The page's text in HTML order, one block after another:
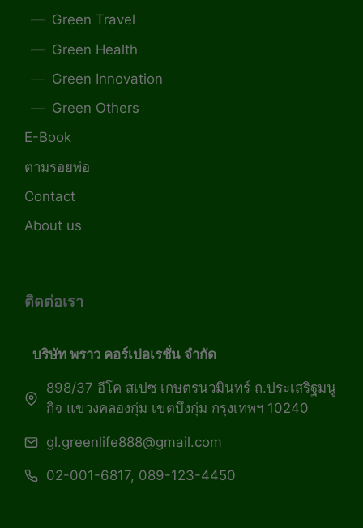
Green Travel
Green Health
Green Innovation
Green Others
E-Book
ตามรอยพ่อ
Contact
About us
ติดต่อเรา
บริษัท พราว คอร์เปอเรชั่น จำกัด
898/37 อีโค สเปซ เกษตรนวมินทร์ ถ.ประเสริฐมนู
กิจ แขวงคลองกุ่ม เขตบึงกุ่ม กรุงเทพฯ 10240
gl.greenlife888@gmail.com
02-001-6817, 089-123-4450